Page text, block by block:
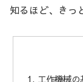
知るほど、きっ
工作機械